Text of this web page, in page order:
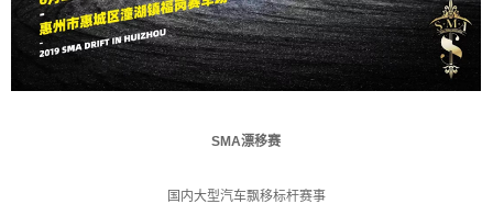
SMA漂移赛
国内大型汽车飘移标杆赛事